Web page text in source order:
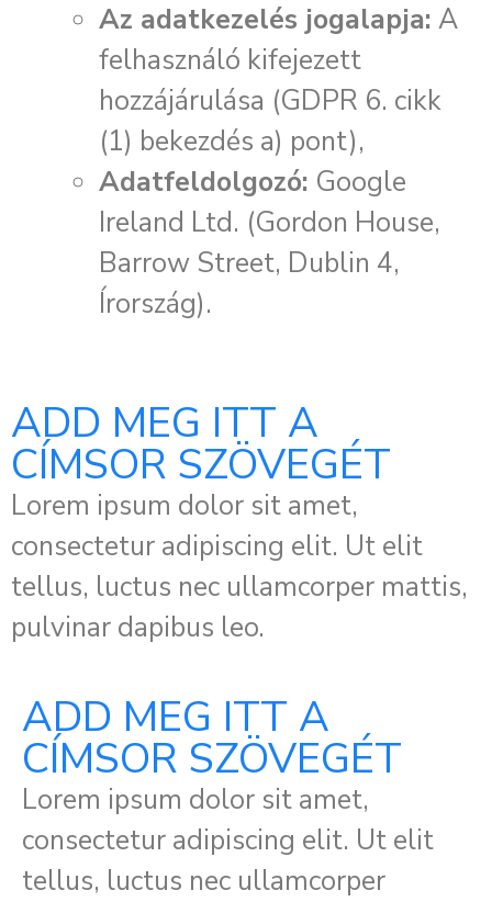
Az adatkezelés jogalapja: A
felhasználó kifejezett
hozzájárulása (GDPR 6. cikk
(1) bekezdés a) pont),
Adatfeldolgozó: Google
Ireland Ltd. (Gordon House,
Barrow Street, Dublin 4,
Írország).
ADD MEG ITT A
CÍMSOR SZÖVEGÉT
Lorem ipsum dolor sit amet,
consectetur adipiscing elit. Ut elit
tellus, luctus nec ullamcorper mattis,
pulvinar dapibus leo.
ADD MEG ITT A
CÍMSOR SZÖVEGÉT
Lorem ipsum dolor sit amet,
consectetur adipiscing elit. Ut elit
tellus, luctus nec ullamcorper